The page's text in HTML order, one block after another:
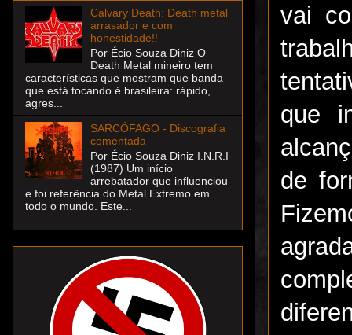
vai
que
de
Calvary Death: Death metal
arrasador e com
honestidade!!
Por Écio Souza Diniz O
Death Metal mineiro tem
características que mostram que banda
que está tocando é brasileira: rápido,
agres...
SARCÓFAGO - Discografia
comentada
Por Écio Souza Diniz I.N.R.I
(1987) Um início
arrebatador que influenciou
e foi referência do Metal Extremo em
todo o mundo. Este...